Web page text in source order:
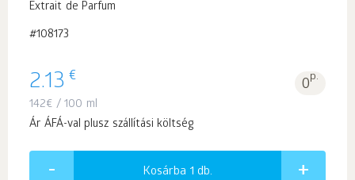
Extrait de Parfum
#108173
2.13 € 0p.
142€ / 100 ml
Ár ÁFÁ-val plusz szállítási költség
Kosárba 1 db.